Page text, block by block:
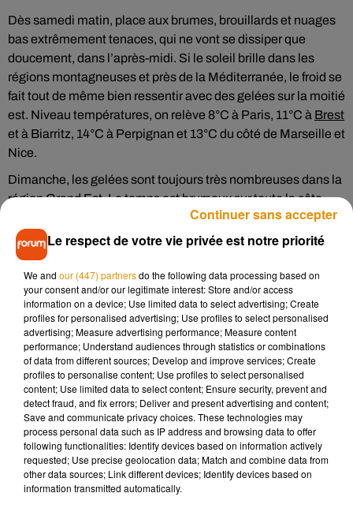
Dès samedi matin, place aux brumes, brouillards et nuages
bas extrêmement tenaces, qui ne vont se dissiper que
doucement, dans l’après-midi. Si le soleil brille dans les
régions montagneuses et près de la Méditerranée, le froid se
fait tout de même bien ressentir avec des gelées sur la moitié
est. Niveau températures, on relève 8°C à Paris, 11°C à Brest
et à Biarritz, 14°C à Perpignan et 13°C du côté de Marseille et
Nice.
Dimanche, les gelées sont toujours très nombreuses dans la
région Grand Est. Le temps est brumeux sur toute la côte
ouest tandis que des averses font rage en Corse. L’après-
midi, le temps sera assez lumineux sur toute la France avec
des températures allant de 4°C à Strasbourg à 14°C pour
Biarritz.
Votre#météodu#weekend: un temps plus sec et plus
#froid, mais avec de nombreux brouillards �xR�️ : soyez
prudents sur les routes. Mais il fera très beau en �x�️
https://t.co/2ZXqN2D80R pic.twitter.com/z3XNwI15QY
— La Chaîne Météo (@lachainemeteo) 27 décembre 2019
Musique
Le respect de votre vie privée est notre priorité
We and our (447) partnersdo the following data processing based on
your consent and/or our legitimate interest: Store and/or access
information on a device; Use limited data to select advertising; Create
profiles for personalised advertising; Use profiles to select personalised
advertising; Measure advertising performance; Measure content
performance; Understand audiences through statistics or combinations
of data from different sources; Develop and improve services; Create
profiles to personalise content; Use profiles to select personalised
content; Use limited data to select content; Ensure security, prevent and
detect fraud, and fix errors; Deliver and present advertising and content;
Save and communicate privacy choices. These technologies may
process personal data such as IP address and browsing data to offer
following functionalities: Identify devices based on information actively
requested; Use precise geolocation data; Match and combine data from
other data sources; Link different devices; Identify devices based on
information transmitted automatically.
Continuer sans accepter